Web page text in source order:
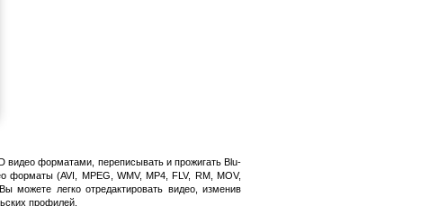
форматами, переписывать и прожигать Blu-
форматы (AVI, MPEG, WMV, MP4, FLV, RM, MOV,
можете легко отредактировать видео, изменив
профилей.